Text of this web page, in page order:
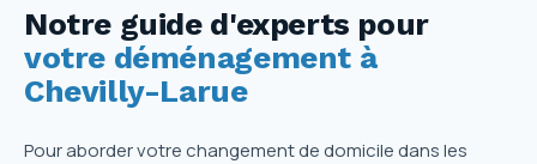
Notre guide d'experts pour
votre déménagement à
Chevilly-Larue
Pour aborder votre changement de domicile dans les